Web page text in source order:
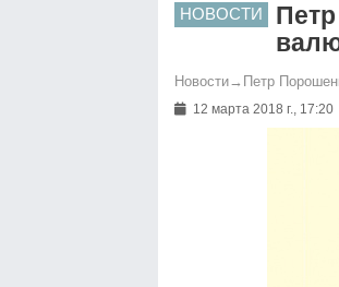
НОВОСТИ
Новости→ Петр
12 марта 2018 г., 17:20